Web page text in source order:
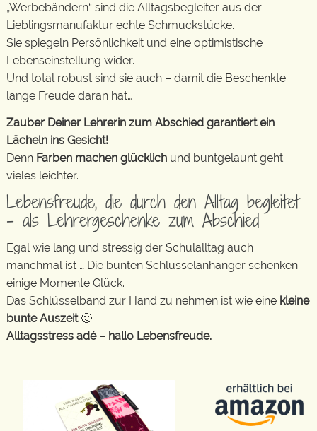
„Werbebändern“ sind die Alltagsbegleiter aus der
Lieblingsmanufaktur echte Schmuckstücke.
Sie spiegeln Persönlichkeit und eine optimistische
Lebenseinstellung wider.
Und total robust sind sie auch – damit die Beschenkte
lange Freude daran hat…
Zauber Deiner Lehrerin zum Abschied garantiert ein
Lächeln ins Gesicht!
Denn Farben machen glücklich und buntgelaunt geht
vieles leichter.
Lebensfreude, die durch den Alltag begleitet
– als Lehrergeschenke zum Abschied
Egal wie lang und stressig der Schulalltag auch
manchmal ist … Die bunten Schlüsselanhänger schenken
einige Momente Glück.
Das Schlüsselband zur Hand zu nehmen ist wie eine kleine
bunte Auszeit🙂
Alltagsstress adé – hallo Lebensfreude.